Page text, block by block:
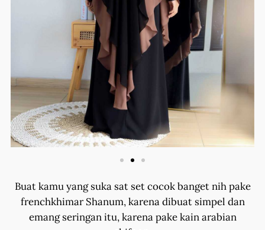
Buat kamu yang suka sat set cocok banget nih pake
frenchkhimar Shanum, karena dibuat simpel dan
emang seringan itu, karena pake kain arabian